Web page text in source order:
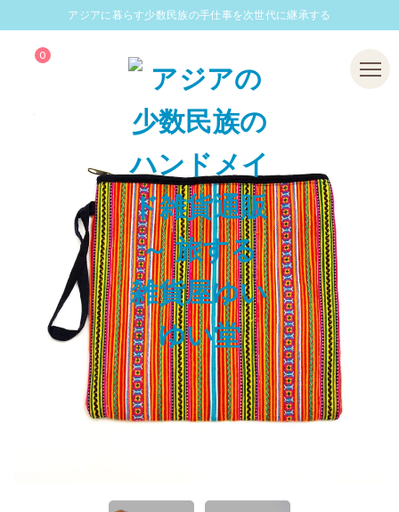
アジアに暮らす少数民族の手仕事を次世代に継承する
0 Menu